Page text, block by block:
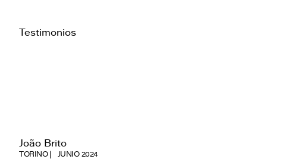
Testimonios
João Brito
TORINO JUNIO 2024